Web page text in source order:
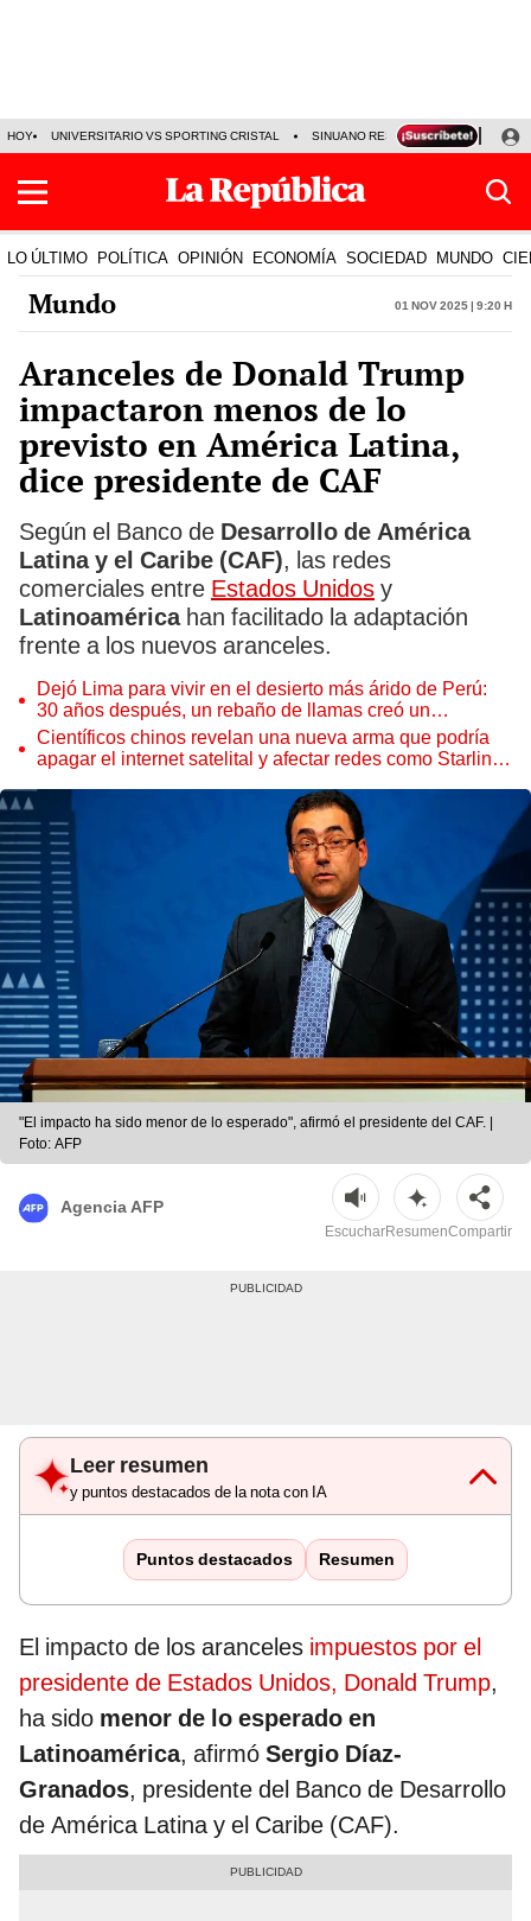
HOY UNIVERSITARIO VS SPORTING CRISTAL SINUANO RESULTADOS HOY
LO ÚLTIMO POLÍTICA OPINIÓN ECONOMÍA SOCIEDAD MUNDO
Mundo 01 Nov 2025 | 9:20 h
Aranceles de Donald Trump
impactaron menos de lo
previsto en América Latina,
dice presidente de CAF
Según el Banco de Desarrollo de América
Latina y el Caribe (CAF), las redes
comerciales entre Estados Unidos y
Latinoaméricahan facilitado la adaptación
frente a los nuevos aranceles.
Dejó Lima para vivir en el desierto más árido de Perú:
30 años después, un rebaño de llamas creó un
sorprendente ecosistema
Científicos chinos revelan una nueva arma que podría
apagar el internet satelital y afectar redes como Starlink
"El impacto ha sido menor de lo esperado", afirmó el presidente del CAF. |
Foto: AFP
Agencia AFP
EscucharResumenCompartir
Leer resumen
y puntos destacados de la nota con IA
Puntos destacados Resumen
El impacto de los aranceles impuestos por el
presidente de Estados Unidos, Donald Trump,
ha sido menor de lo esperado en
Latinoamérica, afirmó Sergio Díaz-
Granados, presidente del Banco de Desarrollo
de América Latina y el Caribe (CAF).